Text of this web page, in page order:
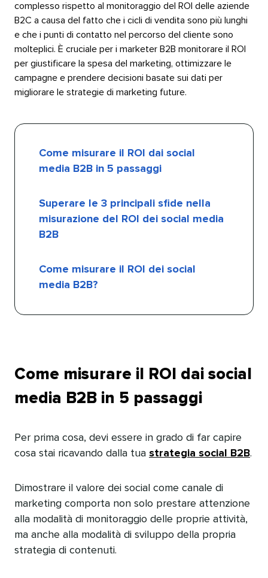
complesso rispetto al monitoraggio del ROI delle aziende
B2C a causa del fatto che i cicli di vendita sono più lunghi
e che i punti di contatto nel percorso del cliente sono
molteplici. È cruciale per i marketer B2B monitorare il ROI
per giustificare la spesa del marketing, ottimizzare le
campagne e prendere decisioni basate sui dati per
migliorare le strategie di marketing future.​​
Come misurare il ROI dai social
media B2B in 5 passaggi​​
Superare le 3 principali sfide nella
misurazione del ROI dei social media
B2B​​
Come misurare il ROI dei social
media B2B?​​
Come misurare il ROI dai social
media B2B in 5 passaggi​​
Per prima cosa, devi essere in grado di far capire
cosa stai ricavando dalla tua strategia social B2B.​​
Dimostrare il valore dei social come canale di
marketing comporta non solo prestare attenzione
alla modalità di monitoraggio delle proprie attività,
ma anche alla modalità di sviluppo della propria
strategia di contenuti.​​